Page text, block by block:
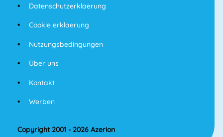
Datenschutzerklaerung
Cookie erklaerung
Nutzungsbedingungen
Über uns
Kontakt
Werben
Copyright 2001 - 2026 Azerion